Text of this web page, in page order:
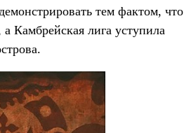
тем фактом, что
Камбрейская лига уступила